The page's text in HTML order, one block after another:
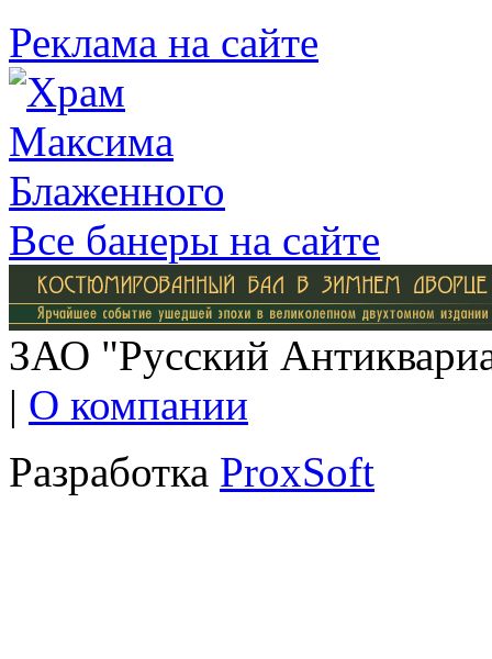
Реклама на сайте
Все банеры на сайте
ЗАО "Русский
| О компании
Разработка ProxSoft